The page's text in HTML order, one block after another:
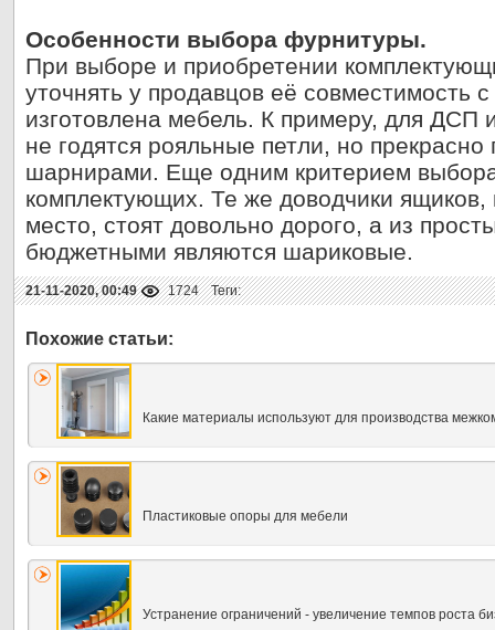
Особенности выбора фурнитуры.
При выборе и приобретении
уточнять у продавцов её совместимость
изготовлена мебель. К примеру, для ДСП
не годятся рояльные петли, но
шарнирами. Еще одним критерием
комплектующих. Те же доводчики
место, стоят довольно дорого, а из
бюджетными являются шариковые.
21-11-2020, 00:49 1724 Теги:
Какие материалы используют для производства
Пластиковые опоры для мебели
Устра­нение ограничений - увеличение темпов роста